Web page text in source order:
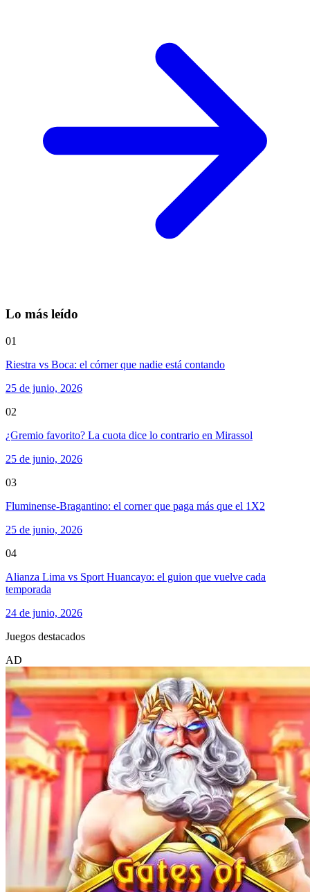
Lo más leído
01
Riestra vs Boca: el córner que nadie está contando
25 de junio, 2026
02
¿Gremio favorito? La cuota dice lo contrario en Mirassol
25 de junio, 2026
03
Fluminense-Bragantino: el corner que paga más que el 1X2
25 de junio, 2026
04
Alianza Lima vs Sport Huancayo: el guion que vuelve cada
temporada
24 de junio, 2026
Juegos destacados
AD